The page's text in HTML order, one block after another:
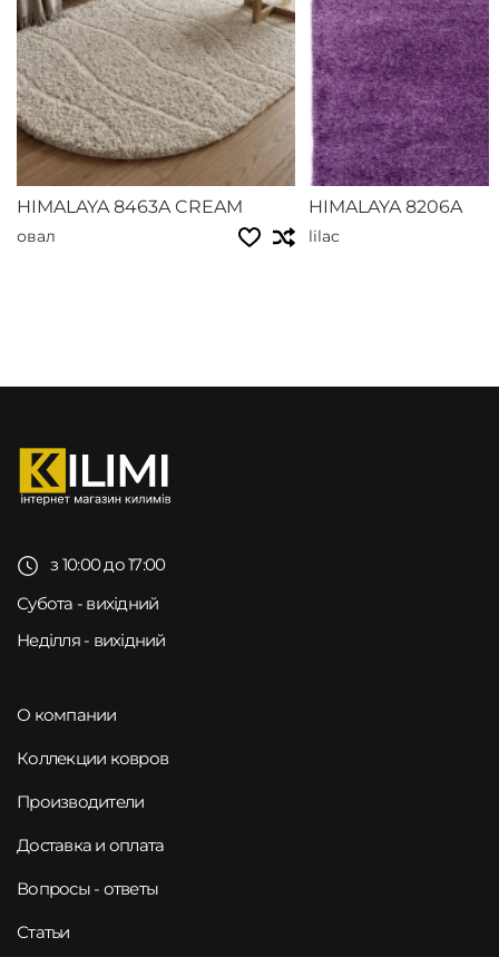
HIMALAYA 8463A CREAM
овал
HIMALAYA 8206A
lilac
з 10:00 до 17:00
Субота - вихідний
Неділля - вихідний
О компании
Коллекции ковров
Производители
Доставка и оплата
Вопросы - ответы
Статьи